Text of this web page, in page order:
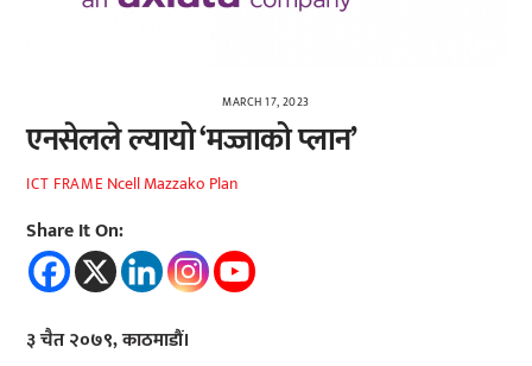
MARCH 17, 2023
एनसेलले ल्यायो ‘मज्जाको प्लान’
ICT FRAME Ncell Mazzako Plan
Share It On:
३ चैत २०७९, काठमाडौं।